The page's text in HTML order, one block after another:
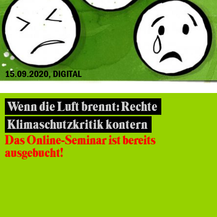
15.09.2020, DIGITAL
Wenn die Luft brennt: Rechte
Klimaschutzkritik kontern
Das Online-Seminar ist bereits
ausgebucht!